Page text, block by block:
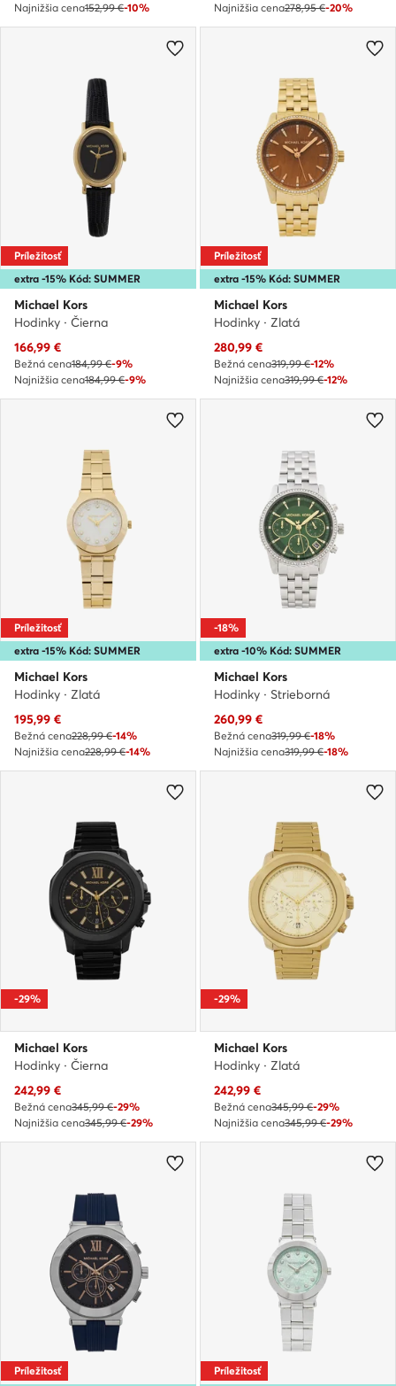
Najnižšia cena152,99 €-10%
Najnižšia cena278,95 €-20%
extra -15% Kód: SUMMER
Príležitosť
Michael Kors
Hodinky · Čierna
Aktuálna cena
166,99 €
Bežná cena184,99 €-9%
Najnižšia cena184,99 €-9%
extra -15% Kód: SUMMER
Príležitosť
Michael Kors
Hodinky · Zlatá
Aktuálna cena
280,99 €
Bežná cena319,99 €-12%
Najnižšia cena319,99 €-12%
extra -15% Kód: SUMMER
Príležitosť
Michael Kors
Hodinky · Zlatá
Aktuálna cena
195,99 €
Bežná cena228,99 €-14%
Najnižšia cena228,99 €-14%
extra -10% Kód: SUMMER
-18%
Michael Kors
Hodinky · Strieborná
Aktuálna cena
260,99 €
Bežná cena319,99 €-18%
Najnižšia cena319,99 €-18%
-29%
Michael Kors
Hodinky · Čierna
Aktuálna cena
242,99 €
Bežná cena345,99 €-29%
Najnižšia cena345,99 €-29%
-29%
Michael Kors
Hodinky · Zlatá
Aktuálna cena
242,99 €
Bežná cena345,99 €-29%
Najnižšia cena345,99 €-29%
Príležitosť Príležitosť